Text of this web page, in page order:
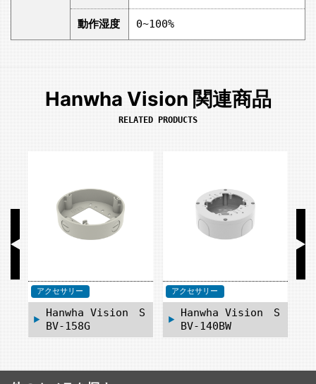
動作湿度 0~100%
Hanwha Vision 関連商品
RELATED PRODUCTS
アクセサリー
Hanwha Vision S
BV-158G
アクセサリー
Hanwha Vision S
BV-140BW
ア